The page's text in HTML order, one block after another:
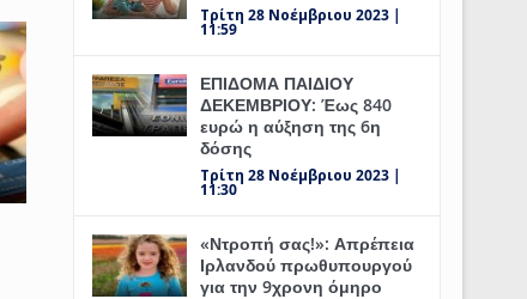
Τρίτη 28 Νοέμβριου 2023 |
11:59
ΕΠΙΔΟΜΑ ΠΑΙΔΙΟΥ
ΔΕΚΕΜΒΡΙΟΥ: Έως 840
ευρώ η αύξηση της 6η
δόσης
Τρίτη 28 Νοέμβριου 2023 |
11:30
«Ντροπή σας!»: Απρέπεια
Ιρλανδού πρωθυπουργού
για την 9χρονη όμηρο